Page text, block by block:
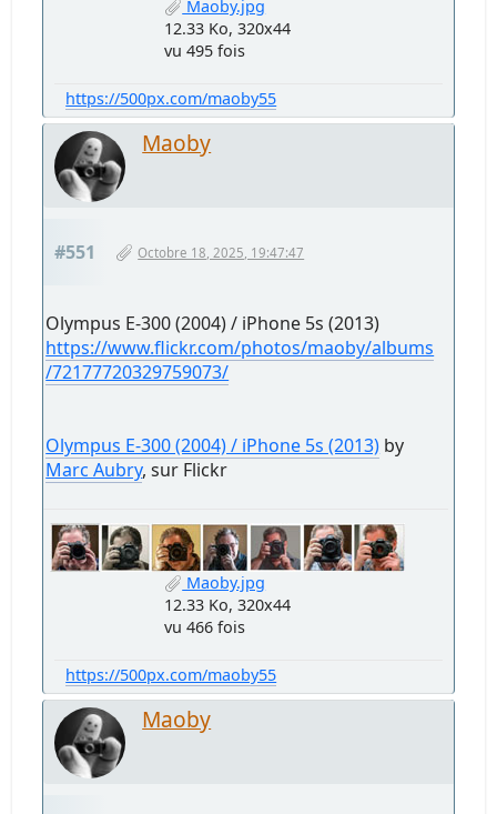
Maoby.jpg
12.33 Ko, 320x44
vu 495 fois
https://500px.com/maoby55
Maoby
#551 Octobre 18, 2025, 19:47:47
Olympus E-300 (2004) / iPhone 5s (2013)
https://www.flickr.com/photos/maoby/albums
/72177720329759073/
Olympus E-300 (2004) / iPhone 5s (2013) by
Marc Aubry, sur Flickr
Maoby.jpg
12.33 Ko, 320x44
vu 466 fois
https://500px.com/maoby55
Maoby